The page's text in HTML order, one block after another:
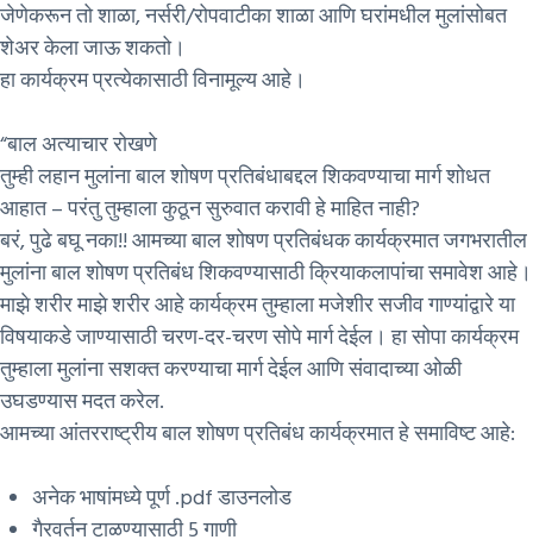
जेणेकरून तो शाळा, नर्सरी/रोपवाटीका शाळा आणि घरांमधील मुलांसोबत
शेअर केला जाऊ शकतो।
हा कार्यक्रम प्रत्येकासाठी विनामूल्य आहे।
“बाल अत्याचार रोखणे
तुम्ही लहान मुलांना बाल शोषण प्रतिबंधाबद्दल शिकवण्याचा मार्ग शोधत
आहात – परंतु तुम्हाला कुठून सुरुवात करावी हे माहित नाही?
बरं, पुढे बघू नका!! आमच्या बाल शोषण प्रतिबंधक कार्यक्रमात जगभरातील
मुलांना बाल शोषण प्रतिबंध शिकवण्यासाठी क्रियाकलापांचा समावेश आहे।
माझे शरीर माझे शरीर आहे कार्यक्रम तुम्हाला मजेशीर सजीव गाण्यांद्वारे या
विषयाकडे जाण्यासाठी चरण-दर-चरण सोपे मार्ग देईल। हा सोपा कार्यक्रम
तुम्हाला मुलांना सशक्त करण्याचा मार्ग देईल आणि संवादाच्या ओळी
उघडण्यास मदत करेल.
आमच्या आंतरराष्ट्रीय बाल शोषण प्रतिबंध कार्यक्रमात हे समाविष्ट आहे:
अनेक भाषांमध्ये पूर्ण .pdf डाउनलोड
गैरवर्तन टाळण्यासाठी 5 गाणी